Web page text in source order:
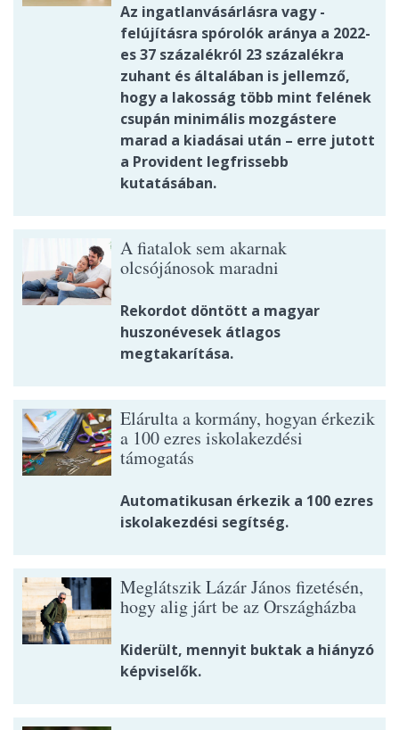
Az ingatlanvásárlásra vagy -
felújításra spórolók aránya a 2022-
es 37 százalékról 23 százalékra
zuhant és általában is jellemző,
hogy a lakosság több mint felének
csupán minimális mozgástere
marad a kiadásai után – erre jutott
a Provident legfrissebb
kutatásában.
A fiatalok sem akarnak
olcsójánosok maradni
Rekordot döntött a magyar
huszonévesek átlagos
megtakarítása.
Elárulta a kormány, hogyan érkezik
a 100 ezres iskolakezdési
támogatás
Automatikusan érkezik a 100 ezres
iskolakezdési segítség.
Meglátszik Lázár János fizetésén,
hogy alig járt be az Országházba
Kiderült, mennyit buktak a hiányzó
képviselők.